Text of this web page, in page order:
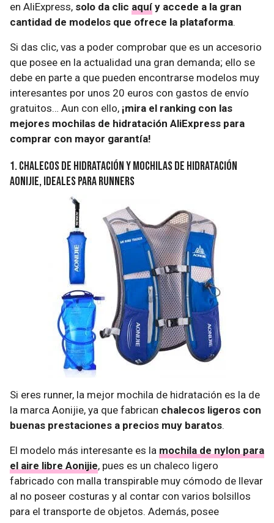
en AliExpress, solo da clic aquí y accede a la gran
cantidad de modelos que ofrece la plataforma.
Si das clic, vas a poder comprobar que es un accesorio
que posee en la actualidad una gran demanda; ello se
debe en parte a que pueden encontrarse modelos muy
interesantes por unos 20 euros con gastos de envío
gratuitos… Aun con ello, ¡mira el ranking con las
mejores mochilas de hidratación AliExpress para
comprar con mayor garantía!
1. Chalecos de hidratación y mochilas de hidratación
Aonijie, ideales para runners
Si eres runner, la mejor mochila de hidratación es la de
la marca Aonijie, ya que fabrican chalecos ligeros con
buenas prestaciones a precios muy baratos.
El modelo más interesante es la mochila de nylon para
el aire libre Aonijie, pues es un chaleco ligero
fabricado con malla transpirable muy cómodo de llevar
al no poseer costuras y al contar con varios bolsillos
para el transporte de objetos. Además, posee